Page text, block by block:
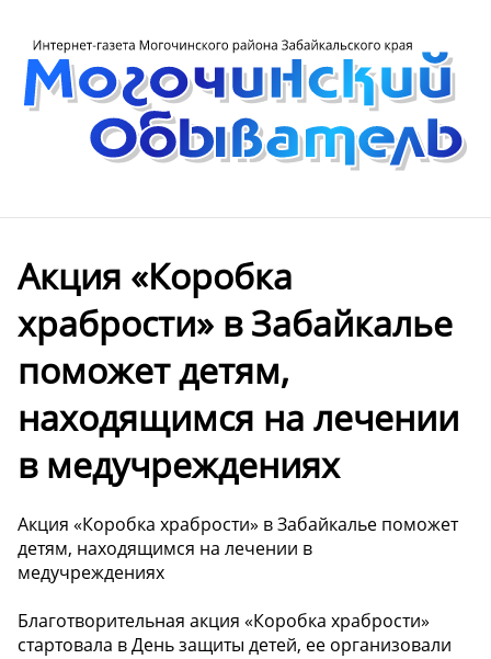
Акция «Коробка
храбрости» в Забайкалье
поможет детям,
находящимся на лечении
в медучреждениях
Акция «Коробка храбрости» в Забайкалье поможет
детям, находящимся на лечении в
медучреждениях
Благотворительная акция «Коробка храбрости»
стартовала в День защиты детей, ее организовали